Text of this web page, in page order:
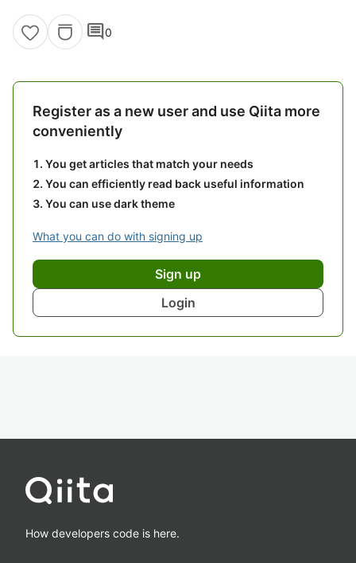
comment0
Register as a new user and use Qiita more
conveniently
You get articles that match your needs
You can efficiently read back useful information
You can use dark theme
What you can do with signing up
Sign up
Login
How developers code is here.